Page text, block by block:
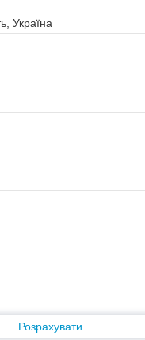
Розрахувати